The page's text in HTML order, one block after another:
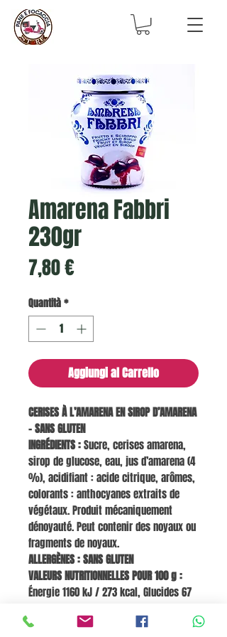
Amarena Fabbri
230gr
7,80 €Prezzo
Quantità*
Aggiungi al Carrello
CERISES À L’AMARENA EN SIROP D’AMARENA
– SANS GLUTEN
INGRÉDIENTS :Sucre, cerises amarena,
sirop de glucose, eau, jus d’amarena (4
%), acidifiant : acide citrique, arômes,
colorants : anthocyanes extraits de
végétaux. Produit mécaniquement
dénoyauté. Peut contenir des noyaux ou
fragments de noyaux.
ALLERGÈNES : SANS GLUTEN
VALEURS NUTRITIONNELLES POUR 100 g :
Énergie 1160 kJ / 273 kcal, Glucides 67
Contient des quantités négligeables de